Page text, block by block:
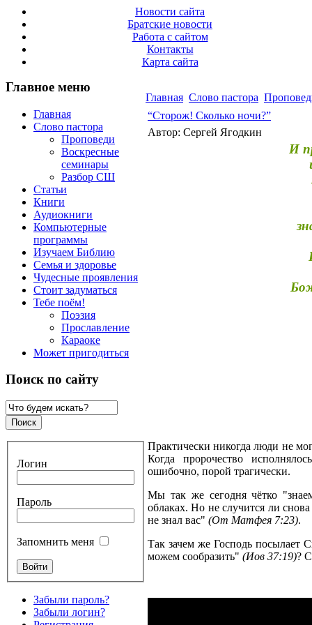
Новости сайта
Братские новости
Работа с сайтом
Контакты
Карта сайта
Главное меню
Главная
Слово пастора
Проповеди
Воскресные
семинары
Разбор СШ
Статьи
Книги
Аудиокниги
Компьютерные
программы
Изучаем Библию
Семья и здоровье
Чудесные проявления
Стоит задуматься
Тебе поём!
Поэзия
Прославление
Караоке
Может пригодиться
Поиск по сайту
Логин
Пароль
Запомнить меня
Забыли пароль?
Забыли логин?
Главная Слово пастора
“Сторож! Сколько ночи?”
Автор: Сергей Ягодкин
И
Практически никогда люди не
Когда пророчество
ошибочно, порой трагически.
Мы так же сегодня чётко
облаках. Но не случится ли
не знал вас" (От Матфея 7:23).
Так зачем же Господь посылает
можем сообразить" (Иов 37:19)?